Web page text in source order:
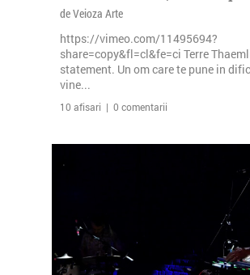
de Veioza Arte
https://vimeo.com/11495694?
share=copy&fl=cl&fe=ci Terre
statement. Un om care te pune in
vine...
10 afisari | 0 comentarii